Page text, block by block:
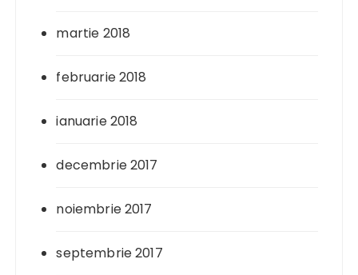
martie 2018
februarie 2018
ianuarie 2018
decembrie 2017
noiembrie 2017
septembrie 2017